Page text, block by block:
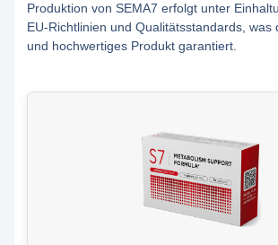
Produktion von SEMA7 erfolgt unter
EU-Richtlinien und Qualitätsstandards, was
und hochwertiges Produkt garantiert.